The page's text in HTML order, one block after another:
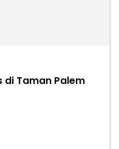
di Taman Palem